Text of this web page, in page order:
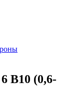
В10 (0,6-